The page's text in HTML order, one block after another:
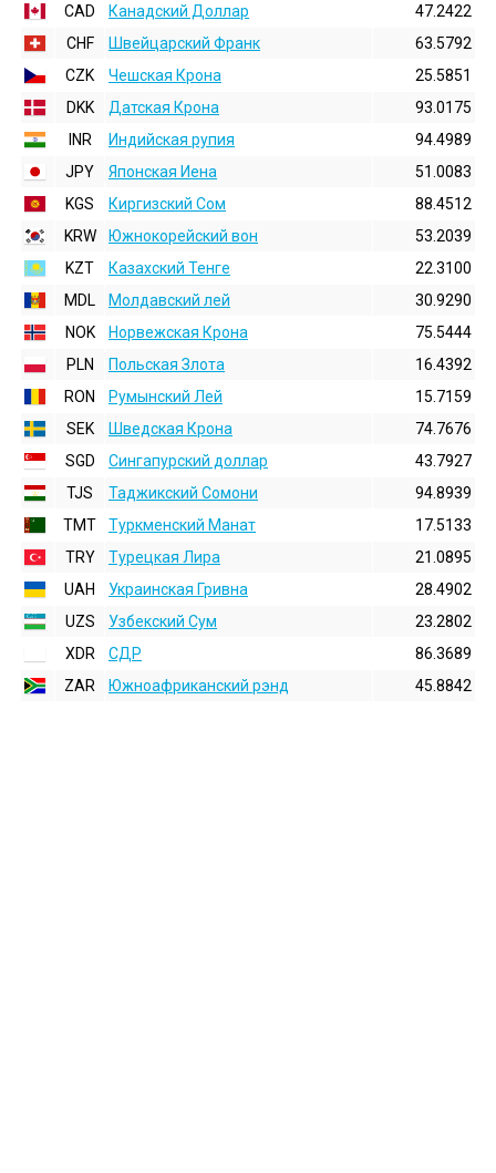
CAD
Канадский Доллар
47.2422
CHF
Швейцарский Франк
63.5792
CZK
Чешская Крона
25.5851
DKK
Датская Крона
93.0175
INR
Индийская pупия
94.4989
JPY
Японская Иена
51.0083
KGS
Киргизский Сом
88.4512
KRW
Южнокорейский вон
53.2039
KZT
Казахский Тенге
22.3100
MDL
Молдавский лей
30.9290
NOK
Норвежская Крона
75.5444
PLN
Польская Злота
16.4392
RON
Румынский Лей
15.7159
SEK
Шведская Крона
74.7676
SGD
Сингапурский доллар
43.7927
TJS
Таджикский Сомони
94.8939
TMT
Туркменский Манат
17.5133
TRY
Турецкая Лира
21.0895
UAH
Украинская Гривна
28.4902
UZS
Узбекский Сум
23.2802
XDR
СДР
86.3689
ZAR
Южноафриканский рэнд 45.8842